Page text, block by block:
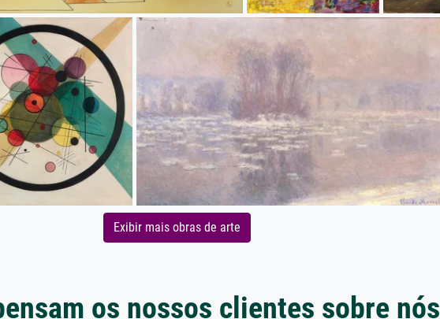
Exibir mais obras de arte
os nossos clientes sobre nós